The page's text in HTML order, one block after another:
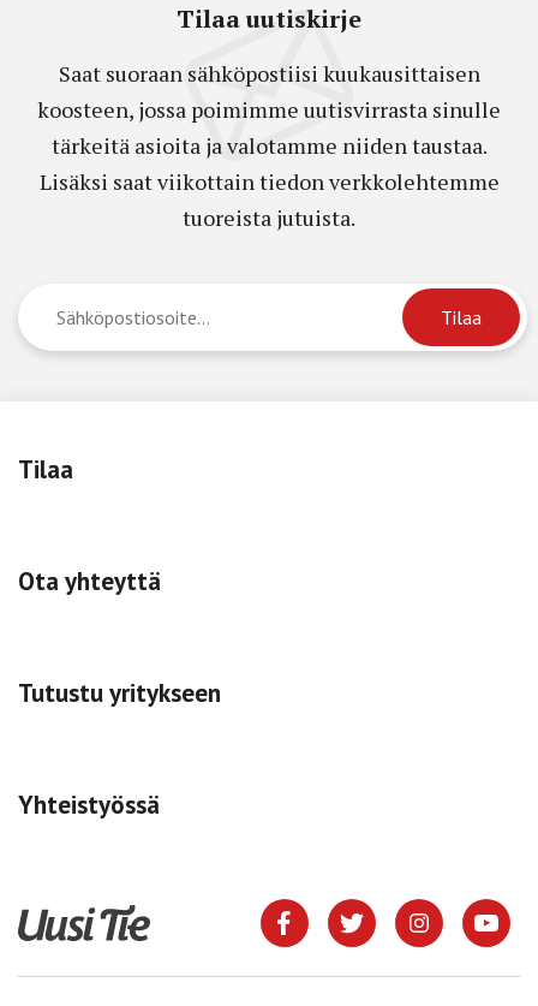
Tilaa uutiskirje
Saat suoraan sähköpostiisi kuukausittaisen
koosteen, jossa poimimme uutisvirrasta sinulle
tärkeitä asioita ja valotamme niiden taustaa.
Lisäksi saat viikottain tiedon verkkolehtemme
tuoreista jutuista.
Tilaa
Ota yhteyttä
Tutustu yritykseen
Yhteistyössä